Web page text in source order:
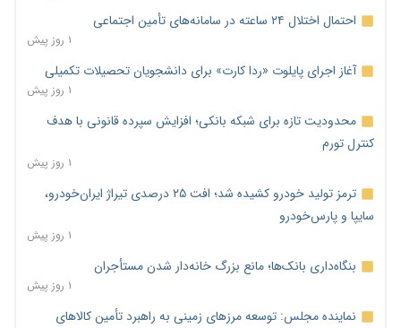
احتمال اختلال ۲۴ ساعته در سامانه‌های تأمین اجتماعی
۱ روز پیش
آغاز اجرای پایلوت «ردا کارت» برای دانشجویان تحصیلات تکمیلی
۱ روز پیش
محدودیت تازه برای شبکه بانکی؛ افزایش سپرده قانونی با هدف
کنترل تورم
۱ روز پیش
ترمز تولید خودرو کشیده شد؛ افت ۲۵ درصدی تیراژ ایران‌خودرو،
سایپا و پارس‌خودرو
۱ روز پیش
بنگاه‌داری بانک‌ها؛ مانع بزرگ خانه‌دار شدن مستأجران
۱ روز پیش
نماینده مجلس: توسعه مرزهای زمینی به راهبرد تأمین کالاهای